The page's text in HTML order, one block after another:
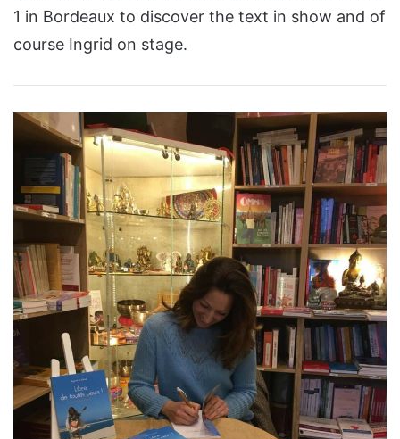
1 in Bordeaux to discover the text in show and of
course Ingrid on stage.